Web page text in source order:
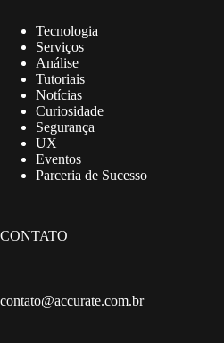
Tecnologia
Serviços
Análise
Tutoriais
Notícias
Curiosidade
Segurança
UX
Eventos
Parceria de Sucesso
CONTATO
contato@accurate.com.br